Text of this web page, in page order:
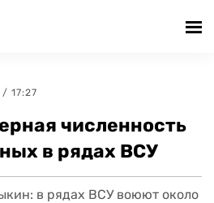
/ 17:27
численность
в рядах ВСУ
в рядах ВСУ воюют около